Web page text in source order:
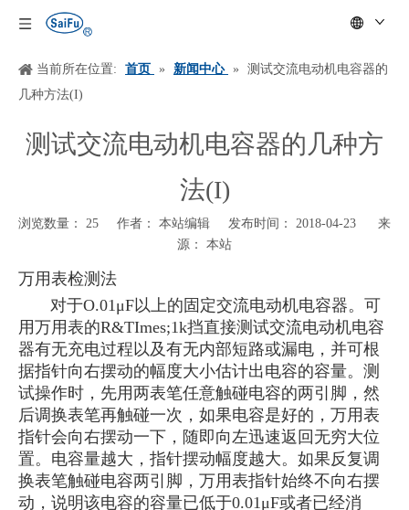
当前所在位置: 首页 » 新闻中心 »
测试交流电动机电容器的
几种方法(I)
测试交流电动机电容器的几种方
法(I)
浏览数量： 25 作者： 本站编辑 发布时间： 2018-04-23 来
源： 本站
["wechat","weibo","qzone","douban","email"]
万用表检测法
对于O.01μF以上的固定交流电动机电容器。可
用万用表的R&TImes;1k挡直接测试交流电动机电容
器有无充电过程以及有无内部短路或漏电，并可根
据指针向右摆动的幅度大小估计出电容的容量。测
试操作时，先用两表笔任意触碰电容的两引脚，然
后调换表笔再触碰一次，如果电容是好的，万用表
指针会向右摆动一下，随即向左迅速返回无穷大位
置。电容量越大，指针摆动幅度越大。如果反复调
换表笔触碰电容两引脚，万用表指针始终不向右摆
动，说明该电容的容量已低于0.01μF或者已经消